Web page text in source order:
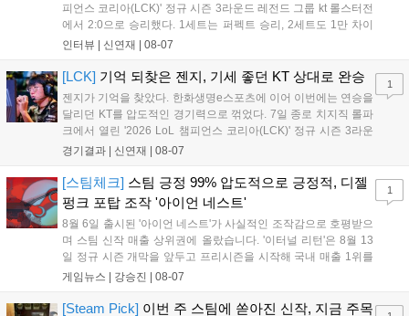
피언스 코리아(LCK)' 정규 시즌 3라운드 레전드 그룹 kt 롤스터전
에서 2:0으로 승리했다. 1세트는 퍼펙트 승리, 2세트도 1만 차이
를 벌리며 25분 만에 승리하면서 말 그대로 압도적인 경기력을 선
하며 POM에 선정됐...
인터뷰 | 신연재 08-07
[LCK] 기억 되찾은 젠지, 기세 좋던 KT 상대로 완승
젠지가 기억을 찾았다. 한화생명e스포츠에 이어 이번에는 연승을
달리던 KT를 압도적인 경기력으로 꺾었다. 7일 종로 치지직 롤파
크에서 열린 '2026 LoL 챔피언스 코리아(LCK)' 정규 시즌 3라운
드 레전드 그룹, kt 롤스터와 젠지 e스포츠의 대결에서 젠지가 압
기억을 되찾기라도 한 듯 1,...
경기결과 | 신연재 08-07
1
[스팀체크] 스팀 긍정 99% 압도적으로 긍정적, 디젤
펑크 포탑 조작 '아이언 네스트'
8월 6일 출시된 '아이언 네스트'가 사실적인 조작감으로 호평받으
며 스팀 신작 매출 상위권에 올랐습니다. '이터널 리턴'은 8월 13
일 정규 시즌 개막을 앞두고 프리시즌을 시작해 국내 매출 1위를
기록했습니다. 25주년을 맞은 '고스트 리콘' 시리즈는 8월 6일 쇼
'마블 투혼: 파이팅 소울즈'와 레트로 수리 시뮬레이션 '리스토
게임뉴스 | 강승진 08-07
1
[Steam Pick] 이번 주 스팀에 쏟아진 신작, 지금 주목